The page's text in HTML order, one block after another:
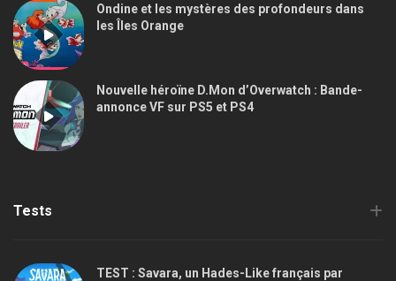
Ondine et les mystères des profondeurs dans
les Îles Orange
Nouvelle héroïne D.Mon d’Overwatch : Bande-
annonce VF sur PS5 et PS4
Tests
TEST : Savara, un Hades-Like français par